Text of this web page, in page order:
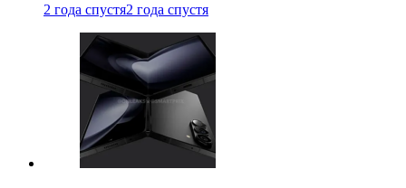
2 года спустя2 года спустя